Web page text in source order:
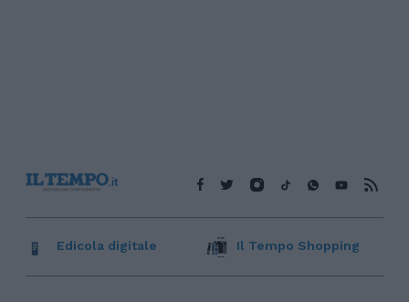
Edicola digitale Il Tempo Shopping